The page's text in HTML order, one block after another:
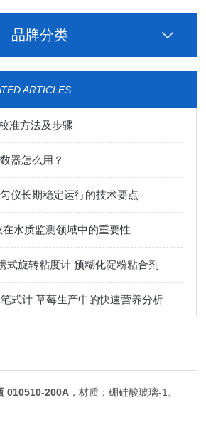
品牌分类
ARTICLES
准方法及步骤
器怎么用？
仪长期稳定运行的技术要点
水质监测领域中的重要性
式旋转粘度计 预糊化淀粉粘合剂
式计 草莓生产中的快速营养分析
010510-200A ，材质：硼硅酸玻璃-1。